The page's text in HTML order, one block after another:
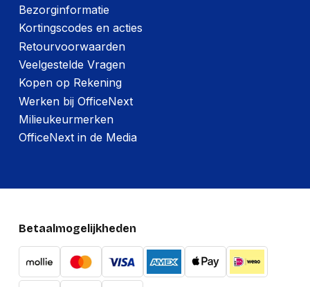
Bezorginformatie
Kortingscodes en acties
Retourvoorwaarden
Veelgestelde Vragen
Kopen op Rekening
Werken bij OfficeNext
Milieukeurmerken
OfficeNext in de Media
Betaalmogelijkheden